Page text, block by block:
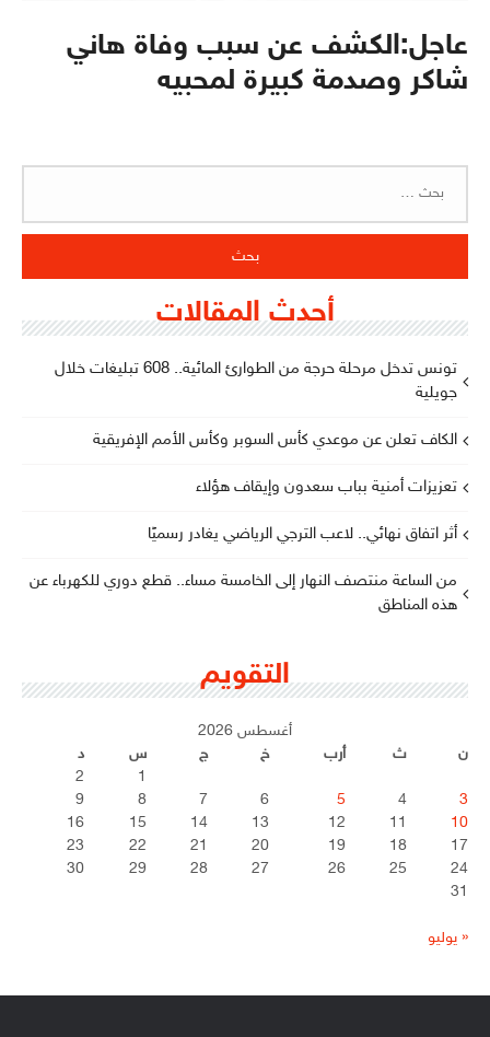
عاجل:الكشف عن سبب وفاة هاني
شاكر وصدمة كبيرة لمحبيه
أحدث المقالات
تونس تدخل مرحلة حرجة من الطوارئ المائية.. 608 تبليغات خلال
جويلية
الكاف تعلن عن موعدي كأس السوبر وكأس الأمم الإفريقية
تعزيزات أمنية بباب سعدون وإيقاف هؤلاء
أثر اتفاق نهائي.. لاعب الترجي الرياضي يغادر رسميًا
من الساعة منتصف النهار إلى الخامسة مساء.. قطع دوري للكهرباء عن
هذه المناطق
التقويم
أغسطس 2026
ن
ث أرب خ ج س
د
1
2
3
4
5
6
7
8
9
10
11
12
13
14
15
16
17
18
19
20
21
22
23
24
25
26
27
28
29
30
31
« يوليو